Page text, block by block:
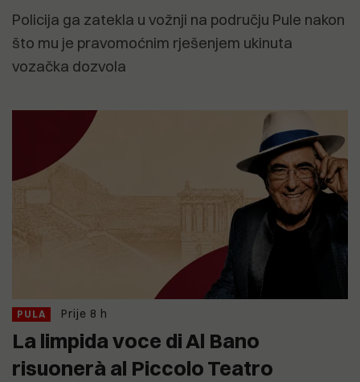
Policija ga zatekla u vožnji na području Pule nakon
što mu je pravomoćnim rješenjem ukinuta
vozačka dozvola
PULA Prije 8 h
La limpida voce di Al Bano
risuonerà al Piccolo Teatro